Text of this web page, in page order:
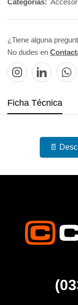
¿Tiene alguna
No dudes en
Ficha Técnica
📄